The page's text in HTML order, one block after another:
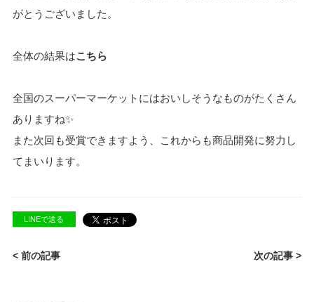
がとうございました。
全体の結果はこちら
全国のスーパーマーケットにはおいしそうなものがたくさん
ありますね✨
また次回も受賞できますよう、これからも商品開発に努力し
てまいります。
LINEで送る
< 前の記事 次の記事 >